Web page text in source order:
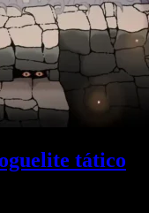
tático